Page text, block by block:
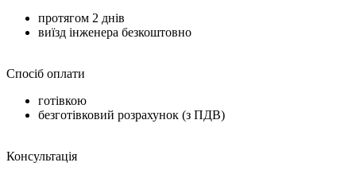
протягом 2 днів
виїзд інженера безкоштовно
Спосіб оплати
готівкою
безготівковий розрахунок (з ПДВ)
Консультація